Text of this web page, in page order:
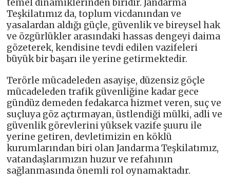
temel dinamiklerinden biridir. Jandarma
Teşkilatımız da, toplum vicdanından ve
yasalardan aldığı güçle, güvenlik ve bireysel hak
ve özgürlükler arasındaki hassas dengeyi daima
gözeterek, kendisine tevdi edilen vazifeleri
büyük bir başarı ile yerine getirmektedir.
Terörle mücadeleden asayişe, düzensiz göçle
mücadeleden trafik güvenliğine kadar gece
gündüz demeden fedakarca hizmet veren, suç ve
suçluya göz açtırmayan, üstlendiği mülki, adli ve
güvenlik görevlerini yüksek vazife şuuru ile
yerine getiren, devletimizin en köklü
kurumlarından biri olan Jandarma Teşkilatımız,
vatandaşlarımızın huzur ve refahının
sağlanmasında önemli rol oynamaktadır.